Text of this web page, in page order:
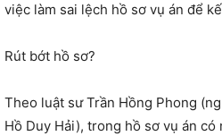
việc làm sai lệch hồ sơ vụ án để
Rút bớt hồ sơ?
Theo luật sư Trần Hồng Phong
Hồ Duy Hải), trong hồ sơ vụ án